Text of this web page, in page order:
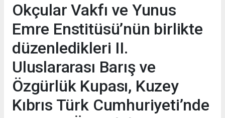
Okçular Vakfı ve Yunus
Emre Enstitüsü’nün birlikte
düzenledikleri II.
Uluslararası Barış ve
Özgürlük Kupası, Kuzey
Kıbrıs Türk Cumhuriyeti’nde